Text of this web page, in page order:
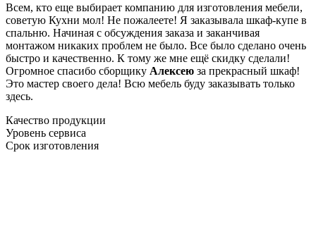
Всем, кто еще выбирает компанию для изготовления мебели,
советую Кухни мол! Не пожалеете! Я заказывала шкаф-купе в
спальню. Начиная с обсуждения заказа и заканчивая
монтажом никаких проблем не было. Все было сделано очень
быстро и качественно. К тому же мне ещё скидку сделали!
Огромное спасибо сборщику Алексею за прекрасный шкаф!
Это мастер своего дела! Всю мебель буду заказывать только
здесь.
Качество продукции
Уровень сервиса
Срок изготовления